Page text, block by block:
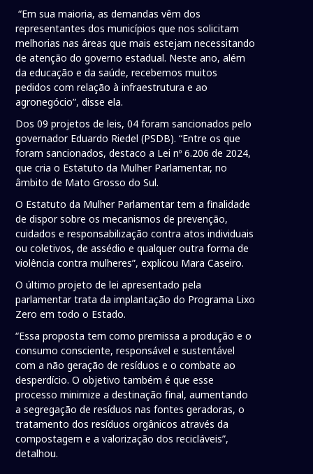
“Em sua maioria, as demandas vêm dos
representantes dos municípios que nos solicitam
melhorias nas áreas que mais estejam necessitando
de atenção do governo estadual. Neste ano, além
da educação e da saúde, recebemos muitos
pedidos com relação à infraestrutura e ao
agronegócio”, disse ela.
Dos 09 projetos de leis, 04 foram sancionados pelo
governador Eduardo Riedel (PSDB). “Entre os que
foram sancionados, destaco a Lei nº 6.206 de 2024,
que cria o Estatuto da Mulher Parlamentar, no
âmbito de Mato Grosso do Sul.
O Estatuto da Mulher Parlamentar tem a finalidade
de dispor sobre os mecanismos de prevenção,
cuidados e responsabilização contra atos individuais
ou coletivos, de assédio e qualquer outra forma de
violência contra mulheres”, explicou Mara Caseiro.
O último projeto de lei apresentado pela
parlamentar trata da implantação do Programa Lixo
Zero em todo o Estado.
“Essa proposta tem como premissa a produção e o
consumo consciente, responsável e sustentável
com a não geração de resíduos e o combate ao
desperdício. O objetivo também é que esse
processo minimize a destinação final, aumentando
a segregação de resíduos nas fontes geradoras, o
tratamento dos resíduos orgânicos através da
compostagem e a valorização dos recicláveis”,
detalhou.